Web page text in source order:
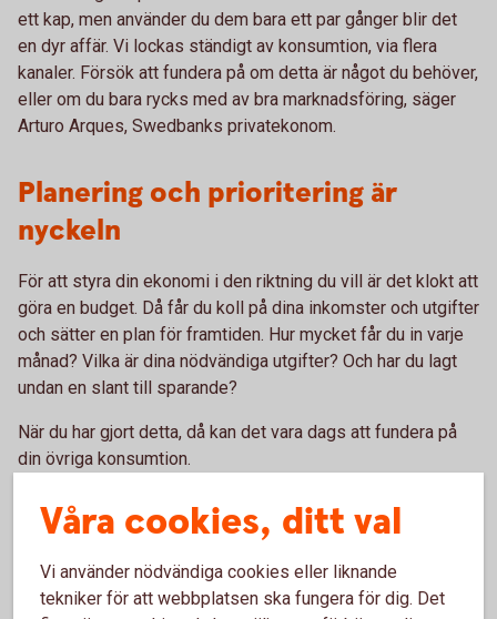
ett kap, men använder du dem bara ett par gånger blir det
en dyr affär. Vi lockas ständigt av konsumtion, via flera
kanaler. Försök att fundera på om detta är något du behöver,
eller om du bara rycks med av bra marknadsföring, säger
Arturo Arques, Swedbanks privatekonom.
Planering och prioritering är
nyckeln
För att styra din ekonomi i den riktning du vill är det klokt att
göra en budget. Då får du koll på dina inkomster och utgifter
och sätter en plan för framtiden. Hur mycket får du in varje
månad? Vilka är dina nödvändiga utgifter? Och har du lagt
undan en slant till sparande?
När du har gjort detta, då kan det vara dags att fundera på
din övriga konsumtion.
Prioritera det du behöver
Ha koll på de psykologiska säljknepen
Våra cookies, ditt val
Vi använder nödvändiga cookies eller liknande
tekniker för att webbplatsen ska fungera för dig. Det